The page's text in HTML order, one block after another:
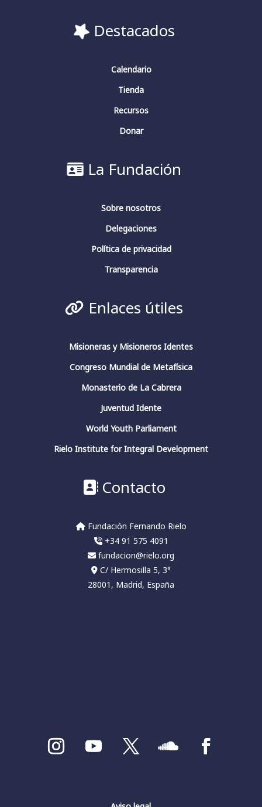
Destacados
Calendario
Tienda
Recursos
Donar
La Fundación
Sobre nosotros
Delegaciones
Política de privacidad
Transparencia
Enlaces útiles
Misioneras y Misioneros Identes
Congreso Mundial de Metafísica
Monasterio de La Cabrera
Juventud Idente
World Youth Parliament
Rielo Institute for Integral Development
Contacto
Fundación Fernando Rielo
+34 91 575 4091
fundacion@rielo.org
C/ Hermosilla 5, 3°
28001, Madrid, España